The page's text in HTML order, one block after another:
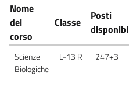
Nome
del
corso
Classe
Posti
Scienze
Biologiche
L-13 R 247+3